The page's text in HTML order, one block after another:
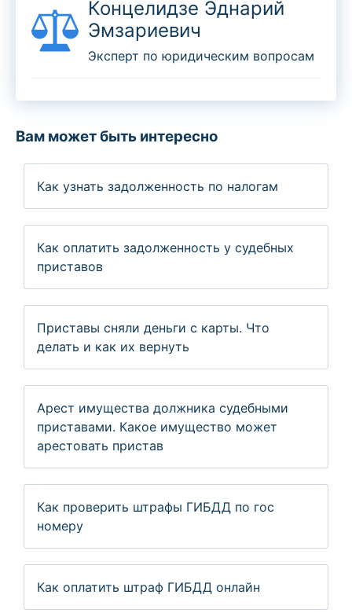
Концелидзе Эднарий
Эмзариевич
Эксперт по юридическим вопросам
Вам может быть интересно
Как узнать задолженность по налогам
Как оплатить задолженность у судебных
приставов
Приставы сняли деньги с карты. Что
делать и как их вернуть
Арест имущества должника судебными
приставами. Какое имущество может
арестовать пристав
Как проверить штрафы ГИБДД по гос
номеру
Как оплатить штраф ГИБДД онлайн